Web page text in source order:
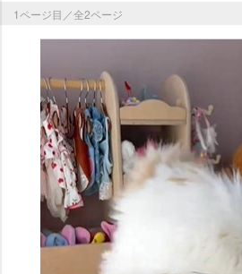
1ページ目／全2ページ